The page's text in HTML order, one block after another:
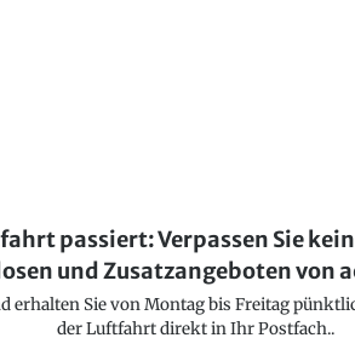
passiert: Verpassen Sie
und Zusatzangeboten von
erhalten Sie von Montag bis Freitag
der Luftfahrt direkt in Ihr Postfach..